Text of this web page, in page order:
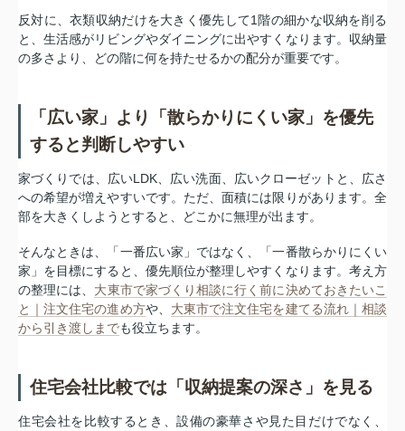
反対に、衣類収納だけを大きく優先して1階の細かな収納を削る
と、生活感がリビングやダイニングに出やすくなります。収納量
の多さより、どの階に何を持たせるかの配分が重要です。
「広い家」より「散らかりにくい家」を優先
すると判断しやすい
家づくりでは、広いLDK、広い洗面、広いクローゼットと、広さ
への希望が増えやすいです。ただ、面積には限りがあります。全
部を大きくしようとすると、どこかに無理が出ます。
そんなときは、「一番広い家」ではなく、「一番散らかりにくい
家」を目標にすると、優先順位が整理しやすくなります。考え方
の整理には、 大東市で家づくり相談に行く前に決めておきたいこ
と｜注文住宅の進め方や、 大東市で注文住宅を建てる流れ｜相談
から引き渡しまでも役立ちます。
住宅会社比較では「収納提案の深さ」を見る
住宅会社を比較するとき、設備の豪華さや見た目だけでなく、